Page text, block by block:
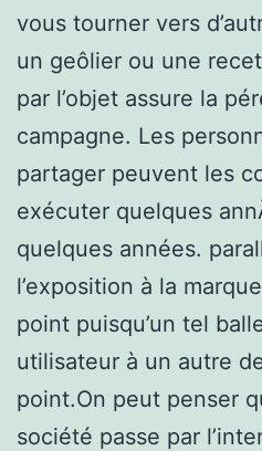
vous tourner vers
un geôlier ou une
par l’objet assure la
campagne. Les
partager peuvent les
exécuter quelques
quelques années.
l’exposition à la
point puisqu’un tel
utilisateur à un autre
point.On peut penser
société passe par